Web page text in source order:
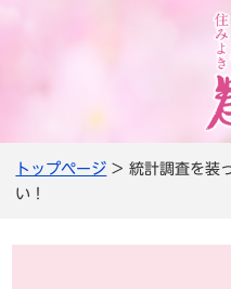
トップページ > 統計調査を装
い！